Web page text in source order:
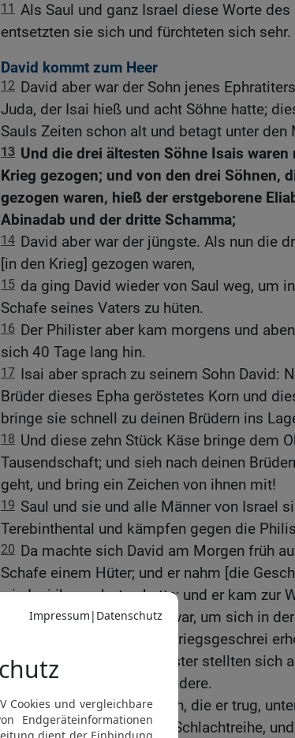
11 Als Saul und ganz Israel diese Worte
entsetzten sie sich und fürchteten sich sehr.
David kommt zum Heer
12 David aber war der Sohn jenes
Juda, der Isai hieß und acht Söhne hatte;
Sauls Zeiten schon alt und betagt unter den
13 Und die drei ältesten Söhne Isais waren
Krieg gezogen; und von den drei Söhnen,
gezogen waren, hieß der erstgeborene
Abinadab und der dritte Schamma;
14 David aber war der jüngste. Als nun die
[in den Krieg] gezogen waren,
15 da ging David wieder von Saul weg, um
Schafe seines Vaters zu hüten.
16 Der Philister aber kam morgens und
sich 40 Tage lang hin.
17 Isai aber sprach zu seinem Sohn David:
Brüder dieses Epha geröstetes Korn und
bringe sie schnell zu deinen Brüdern ins
18 Und diese zehn Stück Käse bringe dem
Tausendschaft; und sieh nach deinen
geht, und bring ein Zeichen von ihnen mit!
19 Saul und sie und alle Männer von Israel
Terebinthental und kämpfen gegen die
20 Da machte sich David am Morgen früh
Schafe einem Hüter; und er nahm [die
wie Isai ihm geboten hatte; und er kam zur
Heer gerade ausgezogen war, um sich in
aufzustellen, und sie das Kriegsgeschrei
21 Und Israel und die Philister stellten sich
Schlachtreihe gegen die andere.
22 Da ließ David die Sachen, die er trug,
Gepäckhüters und lief zur Schlachtreihe,